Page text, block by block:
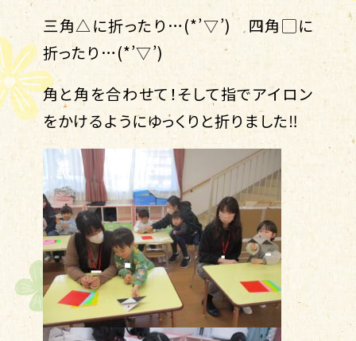
三角△に折ったり…(*’▽’) 四角▢に
折ったり…(*’▽’)
角と角を合わせて！そして指でアイロン
をかけるようにゆっくりと折りました‼